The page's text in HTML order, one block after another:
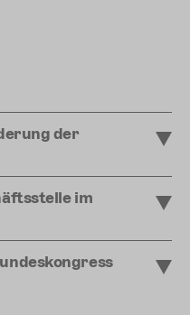
der
im